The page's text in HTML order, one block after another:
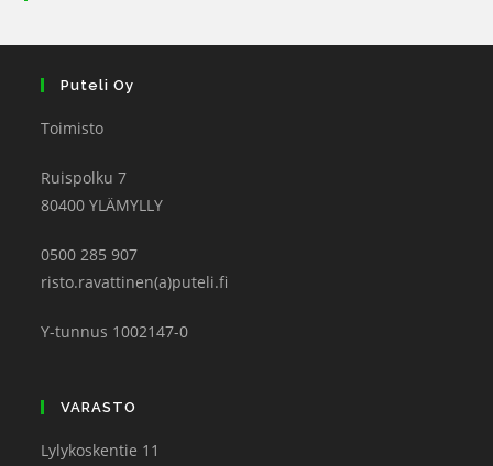
Puteli Oy
Toimisto
Ruispolku 7
80400 YLÄMYLLY
0500 285 907
risto.ravattinen(a)puteli.fi
Y-tunnus 1002147-0
VARASTO
Lylykoskentie 11